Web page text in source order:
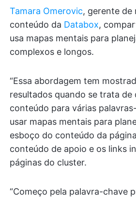
Tamara Omerovic, gerente de
conteúdo da Databox,
usa mapas mentais para
complexos e longos.
“Essa abordagem tem
resultados quando se trata de
conteúdo para várias
usar mapas mentais para
esboço do conteúdo da
conteúdo de apoio e os links
páginas do cluster.
“Começo pela palavra-chave